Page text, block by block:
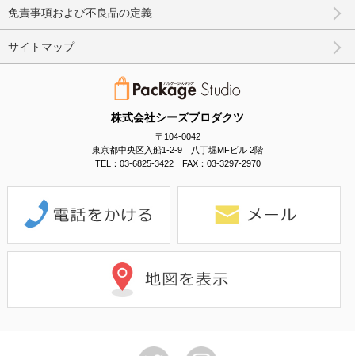
株式会社シーズプロダクツ
〒104-0042
東京都中央区入船1-2-9 八丁堀MFビル 2階
TEL：03-6825-3422 FAX：03-3297-2970
免責事項および不良品の定義
サイトマップ